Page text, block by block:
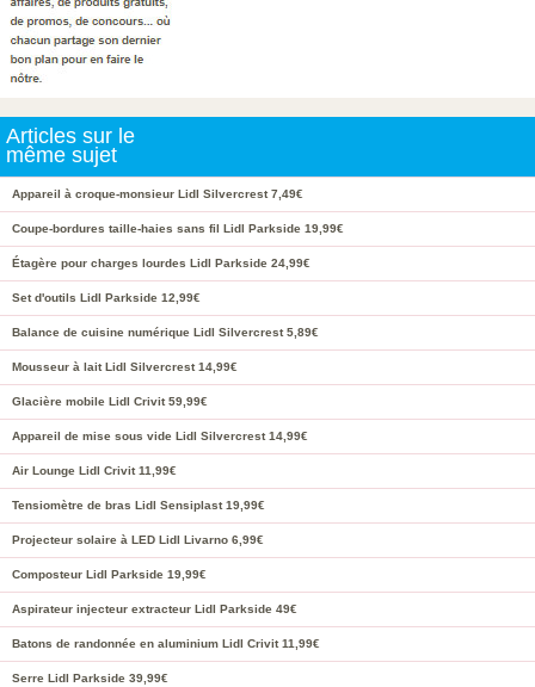
Articles sur le
même sujet
Appareil à croque-monsieur Lidl Silvercrest 7,49€
Coupe-bordures taille-haies sans fil Lidl Parkside 19,99€
Étagère pour charges lourdes Lidl Parkside 24,99€
Set d'outils Lidl Parkside 12,99€
Balance de cuisine numérique Lidl Silvercrest 5,89€
Mousseur à lait Lidl Silvercrest 14,99€
Glacière mobile Lidl Crivit 59,99€
Appareil de mise sous vide Lidl Silvercrest 14,99€
Air Lounge Lidl Crivit 11,99€
Tensiomètre de bras Lidl Sensiplast 19,99€
Projecteur solaire à LED Lidl Livarno 6,99€
Composteur Lidl Parkside 19,99€
Aspirateur injecteur extracteur Lidl Parkside 49€
Batons de randonnée en aluminium Lidl Crivit 11,99€
Serre Lidl Parkside 39,99€